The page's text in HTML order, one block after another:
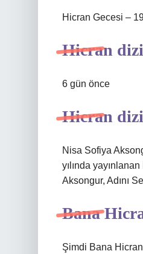
Hicran Gecesi –
Hicran
6 gün önce
Hicran
Nisa Sofiya
yılında
Aksongur, Adını
Bana
Şimdi Bana